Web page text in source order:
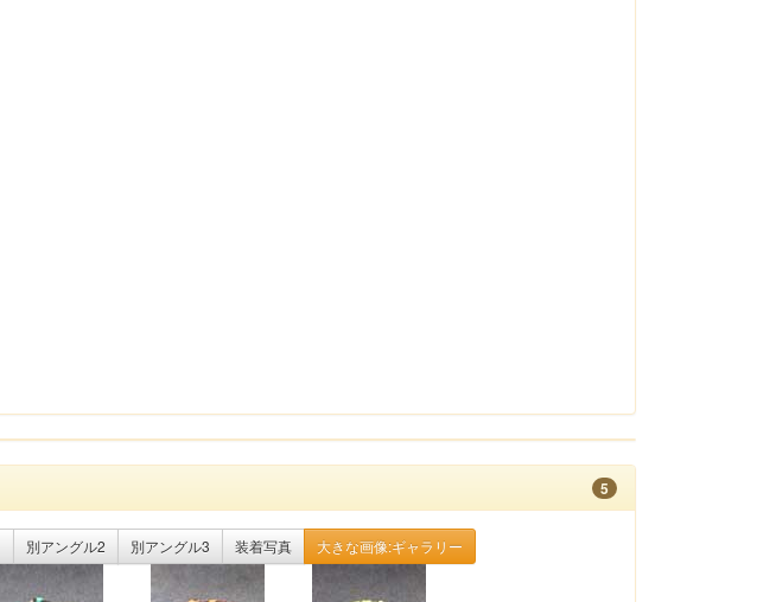
5
別アングル2 別アングル3 装着写真 大きな画像:ギャラリー